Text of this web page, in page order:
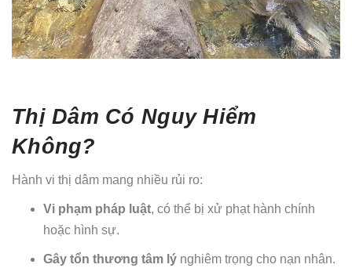
Thị Dâm Có Nguy Hiểm
Không?
Hành vi thị dâm mang nhiều rủi ro:
Vi phạm pháp luật, có thể bị xử phạt hành chính
hoặc hình sự.
Gây tổn thương tâm lý nghiêm trọng cho nạn nhân.